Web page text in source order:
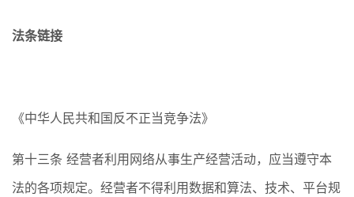
法条链接
《中华人民共和国反不正当竞争法》
第十三条 经营者利用网络从事生产经营活动，应当遵守本
法的各项规定。经营者不得利用数据和算法、技术、平台规